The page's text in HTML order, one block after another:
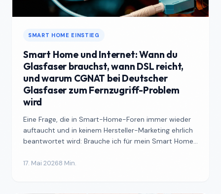
SMART HOME EINSTIEG
Smart Home und Internet: Wann du
Glasfaser brauchst, wann DSL reicht,
und warum CGNAT bei Deutscher
Glasfaser zum Fernzugriff-Problem
wird
Eine Frage, die in Smart-Home-Foren immer wieder
auftaucht und in keinem Hersteller-Marketing ehrlich
beantwortet wird: Brauche ich für mein Smart Home
17. Mai 20268 Min.